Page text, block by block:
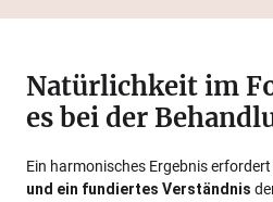
Natürlichkeit im
es bei der
Ein harmonisches Ergebnis erfordert
und ein fundiertes Verständnis